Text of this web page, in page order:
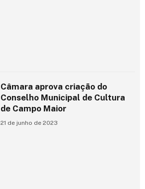
Câmara aprova criação do
Conselho Municipal de Cultura
de Campo Maior
21 de junho de 2023